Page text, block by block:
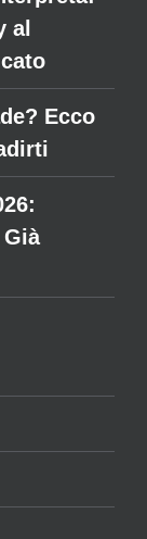
al
Ecco
Già